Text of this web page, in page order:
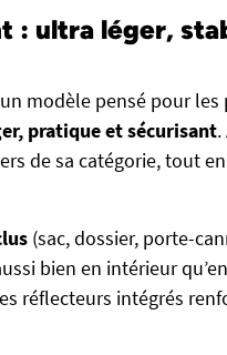
: ultra léger,
modèle pensé pour les
pratique et sécurisant
de sa catégorie, tout
(sac, dossier, porte-
bien en intérieur
réflecteurs intégrés